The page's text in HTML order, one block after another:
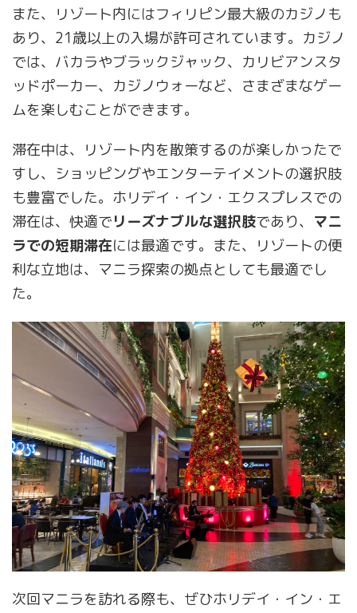
また、リゾート内にはフィリピン最大級のカジノも
あり、21歳以上の入場が許可されています。カジノ
では、バカラやブラックジャック、カリビアンスタ
ッドポーカー、カジノウォーなど、さまざまなゲー
ムを楽しむことができます。
滞在中は、リゾート内を散策するのが楽しかったで
すし、ショッピングやエンターテイメントの選択肢
も豊富でした。ホリデイ・イン・エクスプレスでの
滞在は、快適でリーズナブルな選択肢であり、 マニ
ラでの短期滞在には最適です。また、リゾートの便
利な立地は、マニラ探索の拠点としても最適でし
た。
次回マニラを訪れる際も、ぜひホリデイ・イン・エ